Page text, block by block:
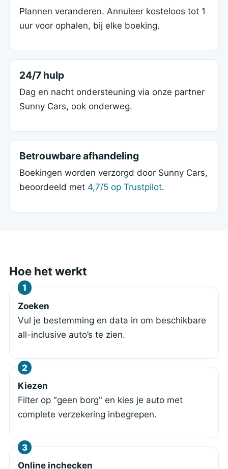
Plannen veranderen. Annuleer kosteloos tot 1
uur voor ophalen, bij elke boeking.
24/7 hulp
Dag en nacht ondersteuning via onze partner
Sunny Cars, ook onderweg.
Betrouwbare afhandeling
Boekingen worden verzorgd door Sunny Cars,
beoordeeld met 4,7/5 op Trustpilot.
Hoe het werkt
Zoeken
Vul je bestemming en data in om beschikbare
all-inclusive auto’s te zien.
Kiezen
Filter op "geen borg" en kies je auto met
complete verzekering inbegrepen.
Online inchecken